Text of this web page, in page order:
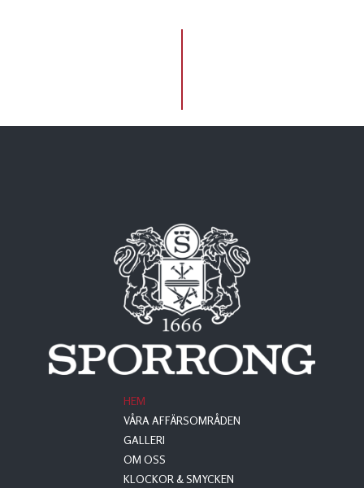
HEM
VÅRA AFFÄRSOMRÅDEN
GALLERI
OM OSS
KLOCKOR & SMYCKEN